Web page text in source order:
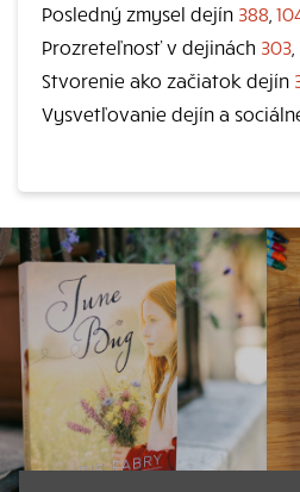
Posledný zmysel dejín 388
Prozreteľnosť v dejinách 303
Stvorenie ako začiatok dejín
Vysvetľovanie dejín a